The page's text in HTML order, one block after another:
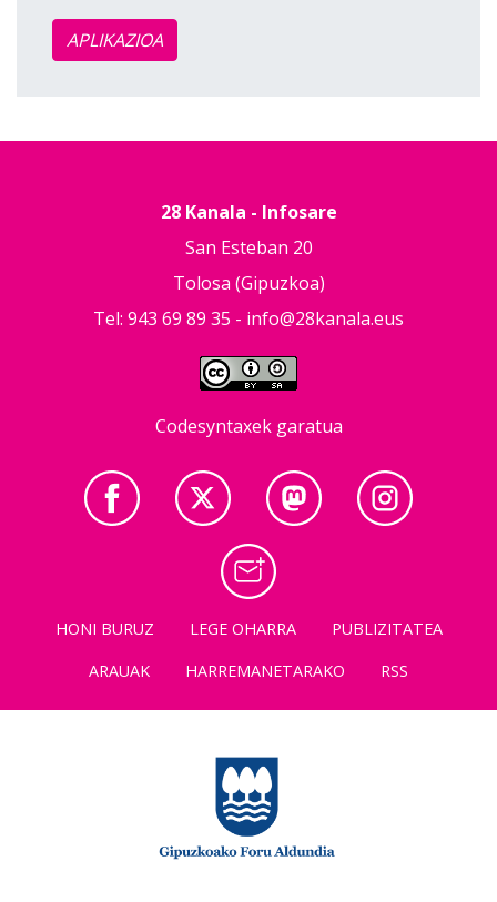
APLIKAZIOA
28 Kanala - Infosare
San Esteban 20
Tolosa (Gipuzkoa)
Tel: 943 69 89 35 - info@28kanala.eus
Codesyntaxek garatua
HONI BURUZ LEGE OHARRA
PUBLIZITATEA
ARAUAK
HARREMANETARAKO RSS